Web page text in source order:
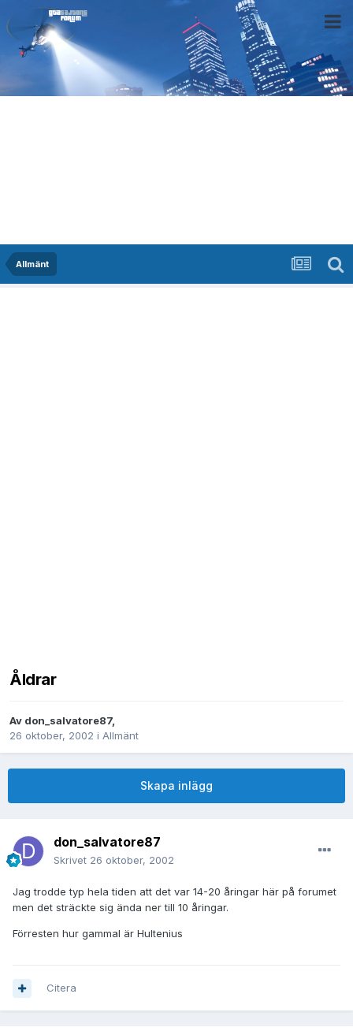
Allmänt
Åldrar
Av don_salvatore87,
26 oktober, 2002 i Allmänt
Skapa inlägg
don_salvatore87
Skrivet 26 oktober, 2002
Jag trodde typ hela tiden att det var 14-20 åringar här på forumet
men det sträckte sig ända ner till 10 åringar.
Förresten hur gammal är Hultenius
Citera